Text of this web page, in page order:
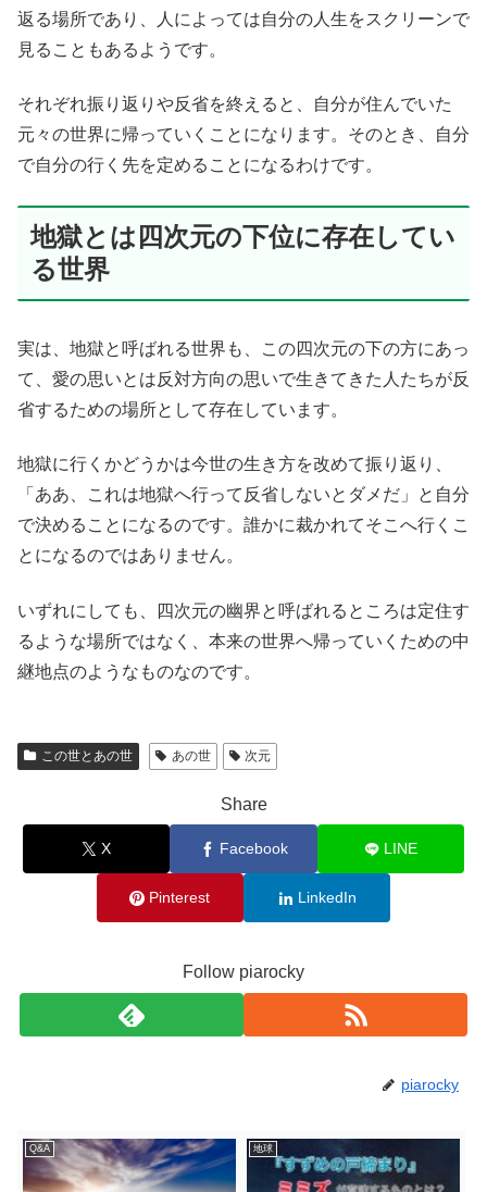
返る場所であり、人によっては自分の人生をスクリーンで
見ることもあるようです。
それぞれ振り返りや反省を終えると、自分が住んでいた
元々の世界に帰っていくことになります。そのとき、自分
で自分の行く先を定めることになるわけです。
地獄とは四次元の下位に存在してい
る世界
実は、地獄と呼ばれる世界も、この四次元の下の方にあっ
て、愛の思いとは反対方向の思いで生きてきた人たちが反
省するための場所として存在しています。
地獄に行くかどうかは今世の生き方を改めて振り返り、
「ああ、これは地獄へ行って反省しないとダメだ」と自分
で決めることになるのです。誰かに裁かれてそこへ行くこ
とになるのではありません。
いずれにしても、四次元の幽界と呼ばれるところは定住す
るような場所ではなく、本来の世界へ帰っていくための中
継地点のようなものなのです。
この世とあの世 あの世 次元
Share
X Facebook LINE
Pinterest LinkedIn
Follow piarocky
piarocky
Q&A 地球